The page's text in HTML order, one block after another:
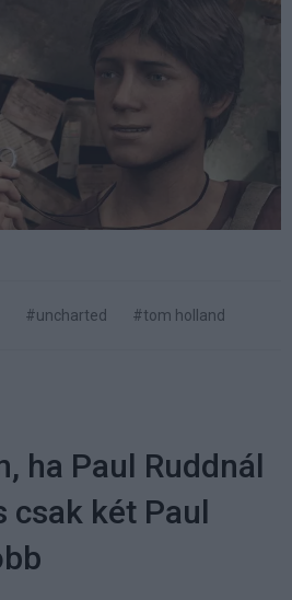
#uncharted #tom holland
ha Paul Ruddnál
csak két Paul